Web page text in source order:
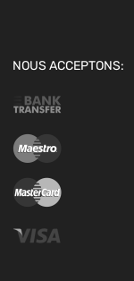
NOUS ACCEPTONS: